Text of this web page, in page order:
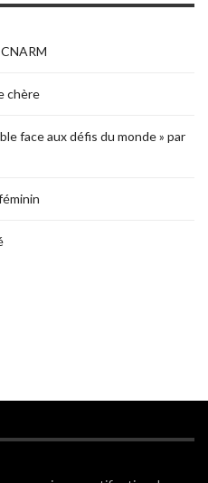
chère
face aux défis du monde » par